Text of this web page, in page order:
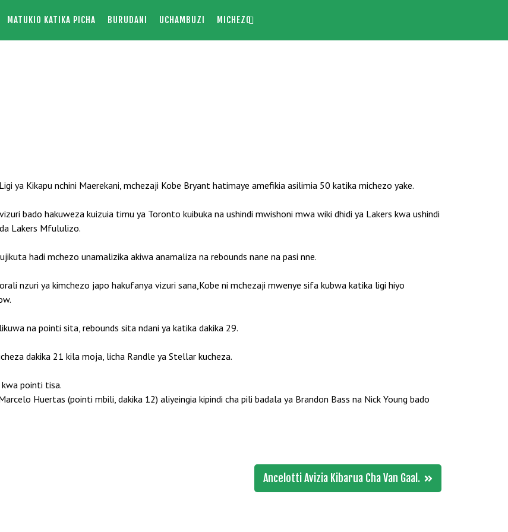
MATUKIO KATIKA PICHA BURUDANI UCHAMBUZI MICHEZO
ya Kikapu nchini Maerekani, mchezaji Kobe Bryant hatimaye amefikia asilimia 50 katika michezo yake.
bado hakuweza kuizuia timu ya Toronto kuibuka na ushindi mwishoni mwa wiki dhidi ya Lakers kwa ushindi
Lakers Mfululizo.
hadi mchezo unamalizika akiwa anamaliza na rebounds nane na pasi nne.
nzuri ya kimchezo japo hakufanya vizuri sana,Kobe ni mchezaji mwenye sifa kubwa katika ligi hiyo
na pointi sita, rebounds sita ndani ya katika dakika 29.
dakika 21 kila moja, licha Randle ya Stellar kucheza.
kwa pointi tisa.
Huertas (pointi mbili, dakika 12) aliyeingia kipindi cha pili badala ya Brandon Bass na Nick Young bado
Ancelotti Avizia Kibarua Cha Van Gaal.